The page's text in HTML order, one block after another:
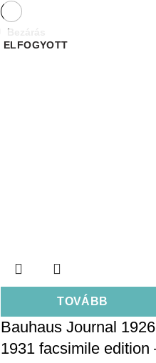
ELFOGYOTT
TOVÁBB
Bezárás
Bauhaus Journal
1931 facsimile edition